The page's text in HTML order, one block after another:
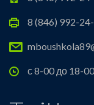
8 (846) 992-
с 8-00 до 18-00